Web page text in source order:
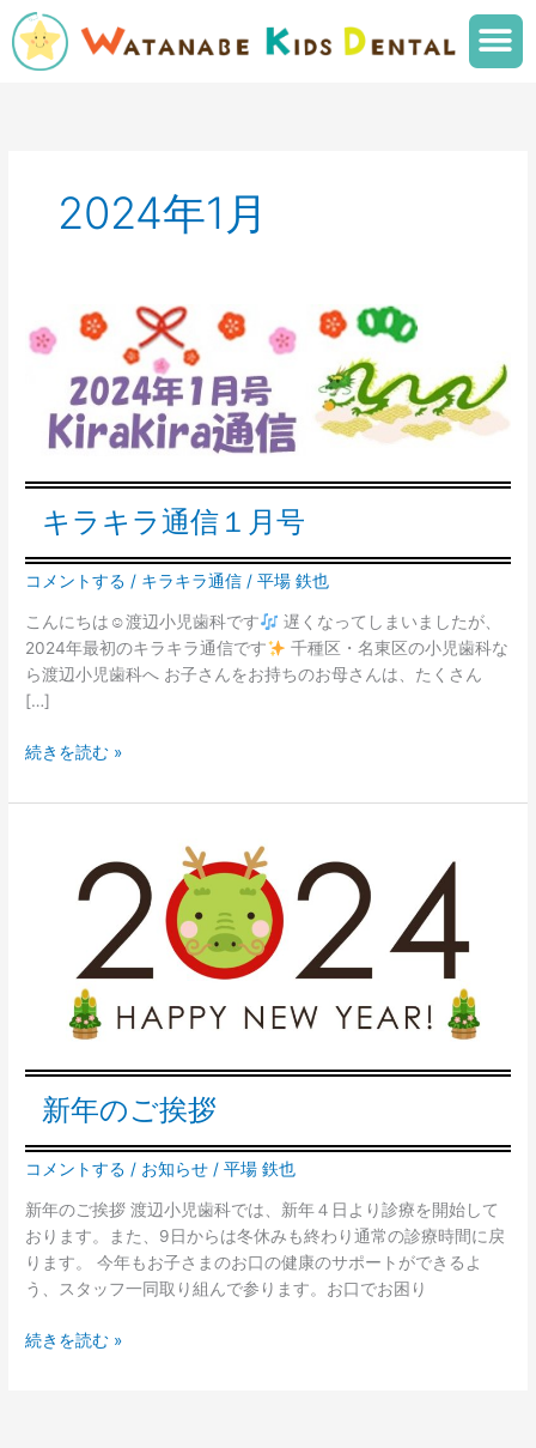
容
メ
ニ
ュ
2024年1月
キラキラ通信１月号
コメントする / キラキラ通信 /平場 鉄也
こんにちは☺渡辺小児歯科です
遅くなってしまいましたが、
2024年最初のキラキラ通信です
千種区・名東区の小児歯科な
ら渡辺小児歯科へ お子さんをお持ちのお母さんは、たくさん
[…]
ラ
続きを読む »
新年のご挨拶
コメントする / お知らせ /平場 鉄也
新年のご挨拶 渡辺小児歯科では、新年４日より診療を開始して
おります。また、9日からは冬休みも終わり通常の診療時間に戻
ります。 今年もお子さまのお口の健康のサポートができるよ
う、スタッフ一同取り組んで参ります。お口でお困り
続きを読む »